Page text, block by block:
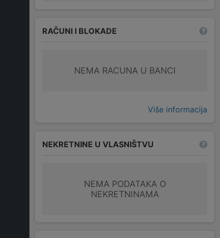
RAČUNI I BLOKADE
NEMA RACUNA U BANCI
Više informacija
NEKRETNINE U VLASNIŠTVU
NEMA PODATAKA O
NEKRETNINAMA